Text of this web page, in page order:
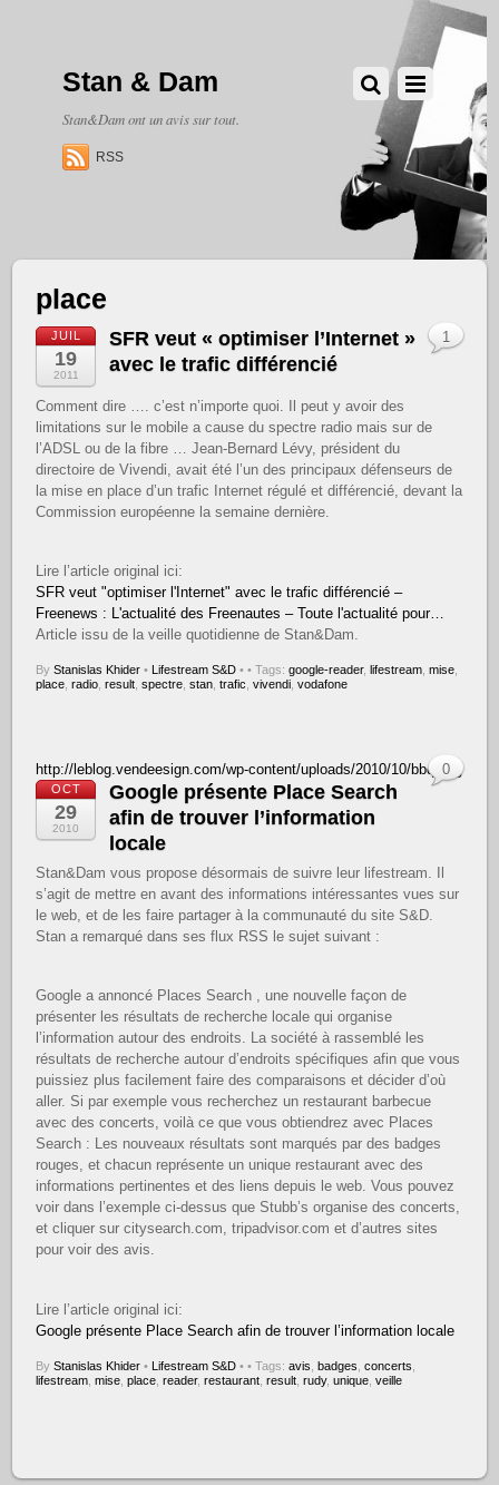
Stan & Dam
Stan&Dam ont un avis sur tout.
RSS
place
JUIL
19
2011
SFR veut « optimiser l’Internet »
avec le trafic différencié
Comment dire …. c’est n’importe quoi. Il peut y avoir des
limitations sur le mobile a cause du spectre radio mais sur de
l’ADSL ou de la fibre … Jean-Bernard Lévy, président du
directoire de Vivendi, avait été l’un des principaux défenseurs de
la mise en place d’un trafic Internet régulé et différencié, devant la
Commission européenne la semaine dernière.
Lire l’article original ici:
SFR veut "optimiser l'Internet" avec le trafic différencié –
Freenews : L'actualité des Freenautes – Toute l'actualité pour…
Article issu de la veille quotidienne de Stan&Dam.
ByStanislas Khider • Lifestream S&D •
1
• Tags:google-reader,lifestream ,mise
place ,radio ,result ,spectre ,stan ,trafic ,vivendi ,vodafone
http://leblog.vendeesign.com/wp-content/uploads/2010/10/bbq.png
OCT
29
2010
Google présente Place Search
afin de trouver l’information
locale
Stan&Dam vous propose désormais de suivre leur lifestream. Il
s’agit de mettre en avant des informations intéressantes vues sur
le web, et de les faire partager à la communauté du site S&D.
Stan a remarqué dans ses flux RSS le sujet suivant :
Google a annoncé Places Search , une nouvelle façon de
présenter les résultats de recherche locale qui organise
l’information autour des endroits. La société à rassemblé les
résultats de recherche autour d’endroits spécifiques afin que vous
puissiez plus facilement faire des comparaisons et décider d’où
aller. Si par exemple vous recherchez un restaurant barbecue
avec des concerts, voilà ce que vous obtiendrez avec Places
Search : Les nouveaux résultats sont marqués par des badges
rouges, et chacun représente un unique restaurant avec des
informations pertinentes et des liens depuis le web. Vous pouvez
voir dans l’exemple ci-dessus que Stubb’s organise des concerts,
et cliquer sur citysearch.com, tripadvisor.com et d’autres sites
pour voir des avis.
Lire l’article original ici:
Google présente Place Search afin de trouver l’information locale
ByStanislas Khider • Lifestream S&D •
0
• Tags:avis ,badges ,concerts
lifestream ,mise ,place ,reader,restaurant ,result ,rudy,unique ,veille